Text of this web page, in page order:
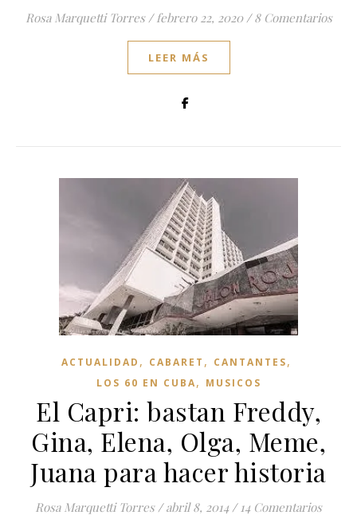
Rosa Marquetti Torres / febrero 22, 2020 / 8 Comentarios
LEER MÁS
ACTUALIDAD , CABARET , CANTANTES,
LOS 60 EN CUBA, MUSICOS
El Capri: bastan Freddy,
Gina, Elena, Olga, Meme,
Juana para hacer historia
Rosa Marquetti Torres / abril 8, 2014 / 14 Comentarios